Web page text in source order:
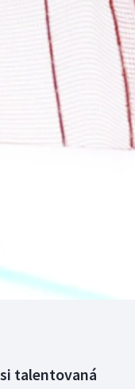
Veslování
Vodní slalom
Volejbal
talentovaná